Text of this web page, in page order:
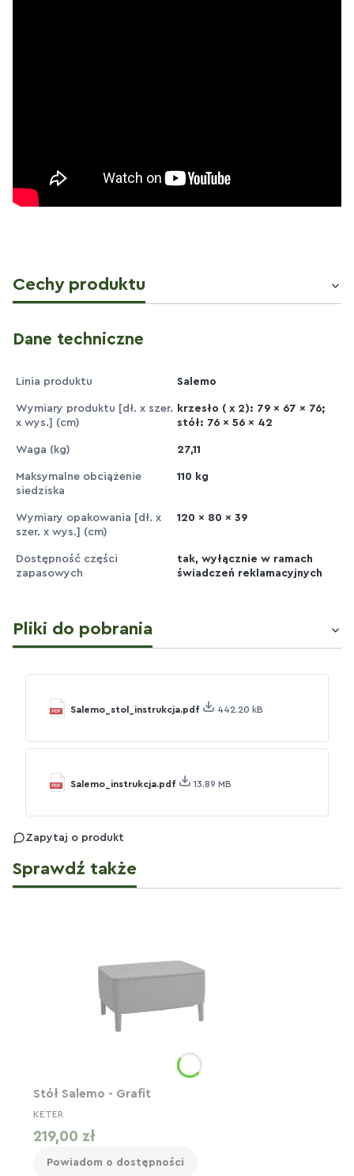
Cechy produktu
Dane techniczne
Linia produktu Salemo
Wymiary produktu [dł. x szer.
x wys.] (cm)
krzesło ( x 2): 79 x 67 x 76;
stół: 76 x 56 x 42
Waga (kg) 27,11
Maksymalne obciążenie
siedziska
110 kg
Wymiary opakowania [dł. x
szer. x wys.] (cm)
120 x 80 x 39
Dostępność części
zapasowych
tak, wyłącznie w ramach
świadczeń reklamacyjnych
Pliki do pobrania
Salemo_stol_instrukcja.pdf 442.20 kB
Salemo_instrukcja.pdf 13.89 MB
Zapytaj o produkt
Sprawdź także
Stół Salemo - Grafit
KETER
Cena
219,00 zł
Powiadom o dostępności